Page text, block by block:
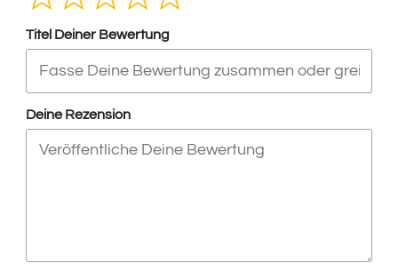
Titel Deiner Bewertung
Deine Rezension